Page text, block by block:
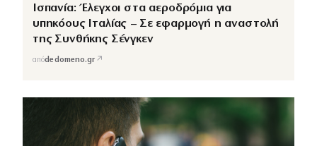
Ισπανία: Έλεγχοι στα αεροδρόμια για
υπηκόους Ιταλίας – Σε εφαρμογή η αναστολή
της Συνθήκης Σένγκεν
απόdedomeno.gr ↗